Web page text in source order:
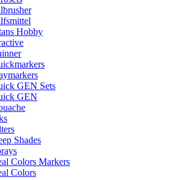
Hobby
GEN Sets
GEN
Shades
Colors Markers
Colors